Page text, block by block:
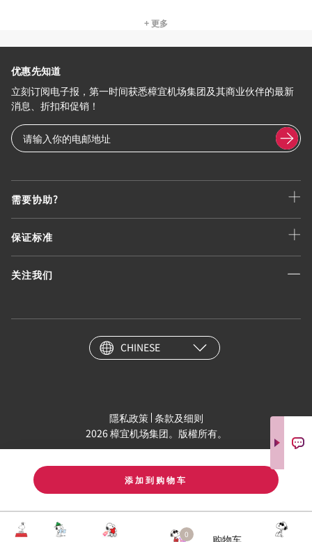
0 购物车
添加到购物车
+ 更多
需要协助?
保证标准
关注我们
优惠先知道
立刻订阅电子报，第一时间获悉樟宜机场集团及其商业伙伴的最新
消息、折扣和促销！
CHINESE
隱私政策 条款及细则
2026 樟宜机场集团。版權所有。